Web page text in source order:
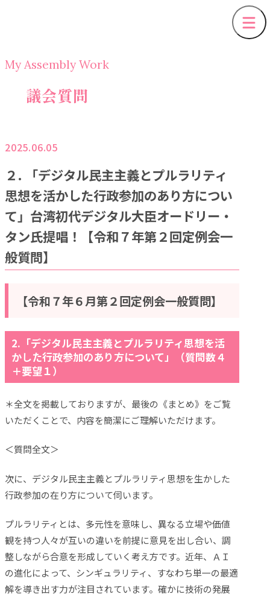
My Assembly Work
議会質問
2025.06.05
２. 「デジタル民主主義とプルラリティ
思想を活かした行政参加のあり方につい
て」台湾初代デジタル大臣オードリー・
タン氏提唱！【令和７年第２回定例会一
般質問】
【令和７年６月第２回定例会一般質問】
2. 「デジタル民主主義とプルラリティ思想を活
かした行政参加のあり方について」（質問数４
＋要望１）
＊全文を掲載しておりますが、最後の《まとめ》をご覧
いただくことで、内容を簡潔にご理解いただけます。
＜質問全文＞
次に、デジタル民主主義とプルラリティ思想を生かした
行政参加の在り方について伺います。
プルラリティとは、多元性を意味し、異なる立場や価値
観を持つ人々が互いの違いを前提に意見を出し合い、調
整しながら合意を形成していく考え方です。近年、ＡＩ
の進化によって、シンギュラリティ、すなわち単一の最適
解を導き出す力が注目されています。確かに技術の発展